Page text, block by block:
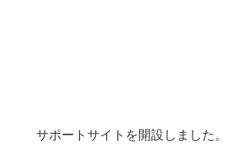
サポートサイトを開設しました。